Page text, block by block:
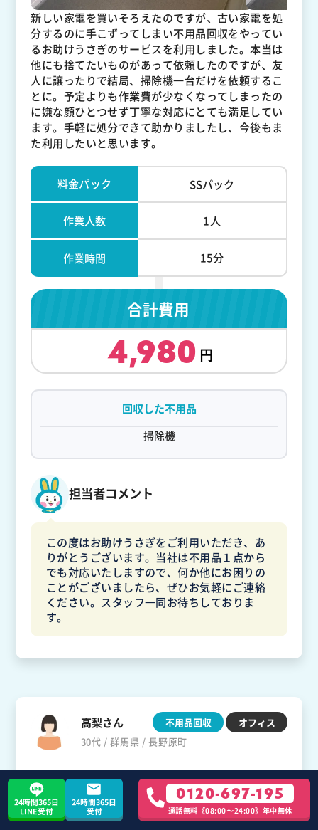
新しい家電を買いそろえたのですが、古い家電を処
分するのに手こずってしまい不用品回収をやってい
るお助けうさぎのサービスを利用しました。本当は
他にも捨てたいものがあって依頼したのですが、友
人に譲ったりで結局、掃除機一台だけを依頼するこ
とに。予定よりも作業費が少なくなってしまったの
に嫌な顔ひとつせず丁寧な対応にとても満足してい
ます。手軽に処分できて助かりましたし、今後もま
た利用したいと思います。
料金パック SSパック
作業人数 1人
作業時間 15分
合計費用
4,980
回収した不用品
掃除機
担当者コメント
この度はお助けうさぎをご利用いただき、あ
りがとうございます。当社は不用品１点から
でも対応いたしますので、何か他にお困りの
ことがございましたら、ぜひお気軽にご連絡
ください。スタッフ一同お待ちしておりま
す。
高梨さん
30代 / 群馬県 / 長野原町
不用品回収 オフィス
手際の良いスタッフさんで好感が持てました
24時間365日
LINE受付
24時間365日
受付
0120-697-195
通話無料《08:00〜24:00》年中無休